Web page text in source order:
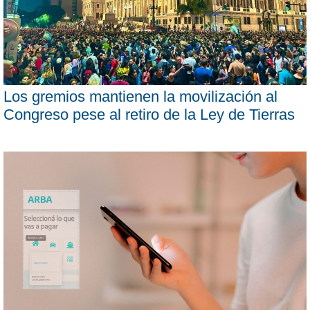
Los gremios mantienen la movilización al
Congreso pese al retiro de la Ley de Tierras